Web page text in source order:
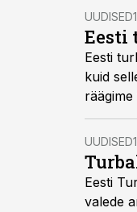
UUDISED
Eesti
Eesti
kuid
UUDISED
Eesti
valede